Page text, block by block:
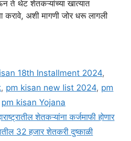
ते थेट शेतकऱ्यांच्या खात्यात
करावे, अशी मागणी जोर धरू लागली
18th Installment 2024,
, pm kisan new list 2024, pm
pm kisan Yojana
शेतकऱ्यांना कर्जमाफी होणार
32 हजार शेतकरी दुष्काळी